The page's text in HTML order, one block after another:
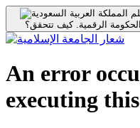
الرقمية.كيف تتحقق؟
An error
executing